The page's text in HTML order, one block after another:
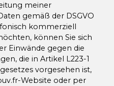
meiner
gemäß der DSGVO
kommerziell
können Sie sich
Einwände gegen die
die in Artikel L223-1
vorgesehen ist,
Website oder per